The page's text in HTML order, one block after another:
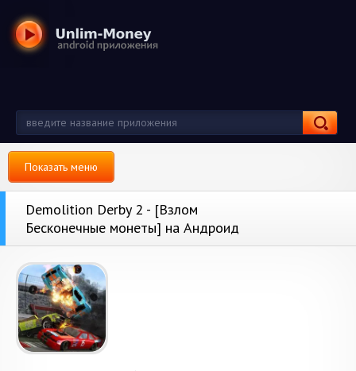
Показать меню
Demolition Derby 2 - [Взлом
Бесконечные монеты] на Андроид